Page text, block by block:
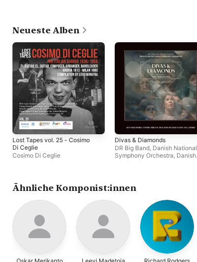
Neueste Alben
Lost Tapes vol. 25 - Cosimo
Di Ceglie
Cosimo Di Ceglie
Divas & Diamonds
DR Big Band, Danish National
Symphony Orchestra Danish
Ähnliche Komponist:innen